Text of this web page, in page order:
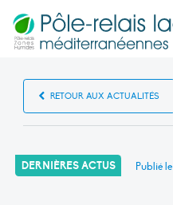
RETOUR AUX ACTUALITÉS
DERNIÈRES ACTUS Publié le